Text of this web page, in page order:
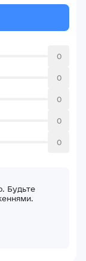
0
0
0
0
0
Будьте